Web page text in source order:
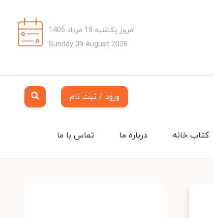
امروز یکشنبه 18 مرداد 1405
Sunday 09 August 2026
ورود / ثبت نام
تماس با ما درباره ما کتاب خانه